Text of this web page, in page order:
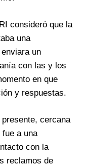
consideró que la
una
un
con las y los
en que
y respuestas.
presente, cercana
a una
con la
reclamos de